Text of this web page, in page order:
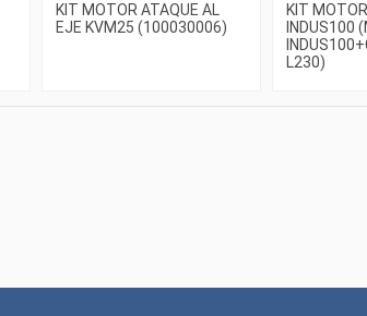
KIT MOTOR ATAQUE AL
EJE KVM25 (100030006)
KIT
INDUS100
L230)